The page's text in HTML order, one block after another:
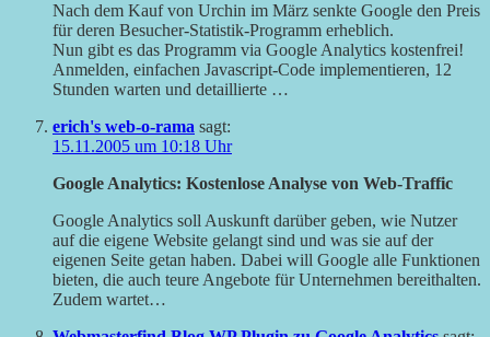
Nach dem Kauf von Urchin im März senkte Google den Preis
für deren Besucher-Statistik-Programm erheblich.
Nun gibt es das Programm via Google Analytics kostenfrei!
Anmelden, einfachen Javascript-Code implementieren, 12
Stunden warten und detaillierte …
erich's web-o-rama sagt:
15.11.2005 um 10:18 Uhr
Google Analytics: Kostenlose Analyse von Web-Traffic
Google Analytics soll Auskunft darüber geben, wie Nutzer
auf die eigene Website gelangt sind und was sie auf der
eigenen Seite getan haben. Dabei will Google alle Funktionen
bieten, die auch teure Angebote für Unternehmen bereithalten.
Zudem wartet…